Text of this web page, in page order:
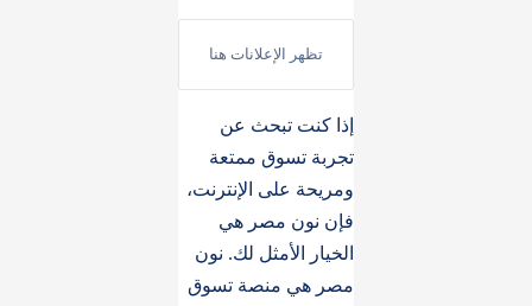
إذا كنت تبحث عن
تجربة تسوق ممتعة
ومريحة على الإنترنت،
فإن نون مصر هي
الخيار الأمثل لك. نون
مصر هي منصة تسوق